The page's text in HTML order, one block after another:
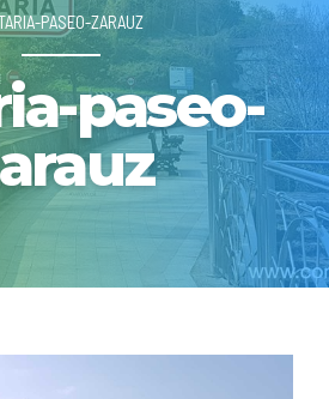
PASEO-ZARAUZ
paseo-